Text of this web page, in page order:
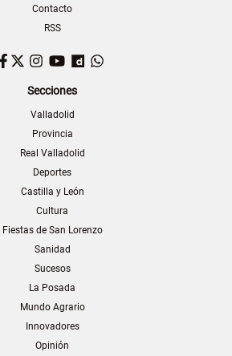
Contacto
RSS
Facebook
TwitterInstagram
YouTubeDailymotion
Secciones
Valladolid
Provincia
Real Valladolid
Deportes
Castilla y León
Cultura
Fiestas de San Lorenzo
Sanidad
Sucesos
La Posada
Mundo Agrario
Innovadores
Opinión